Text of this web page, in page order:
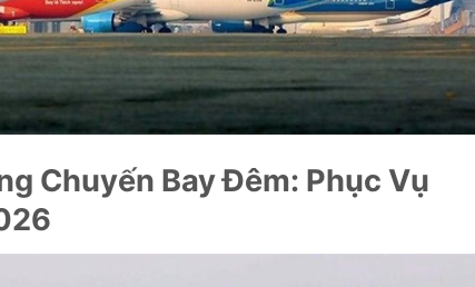
Chuyến Bay Đêm: Phục Vụ